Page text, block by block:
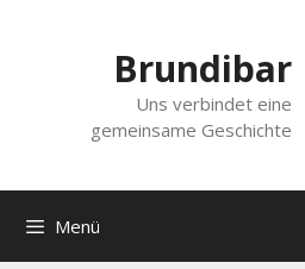
Brundibar
Uns verbindet eine
gemeinsame Geschichte
Menü